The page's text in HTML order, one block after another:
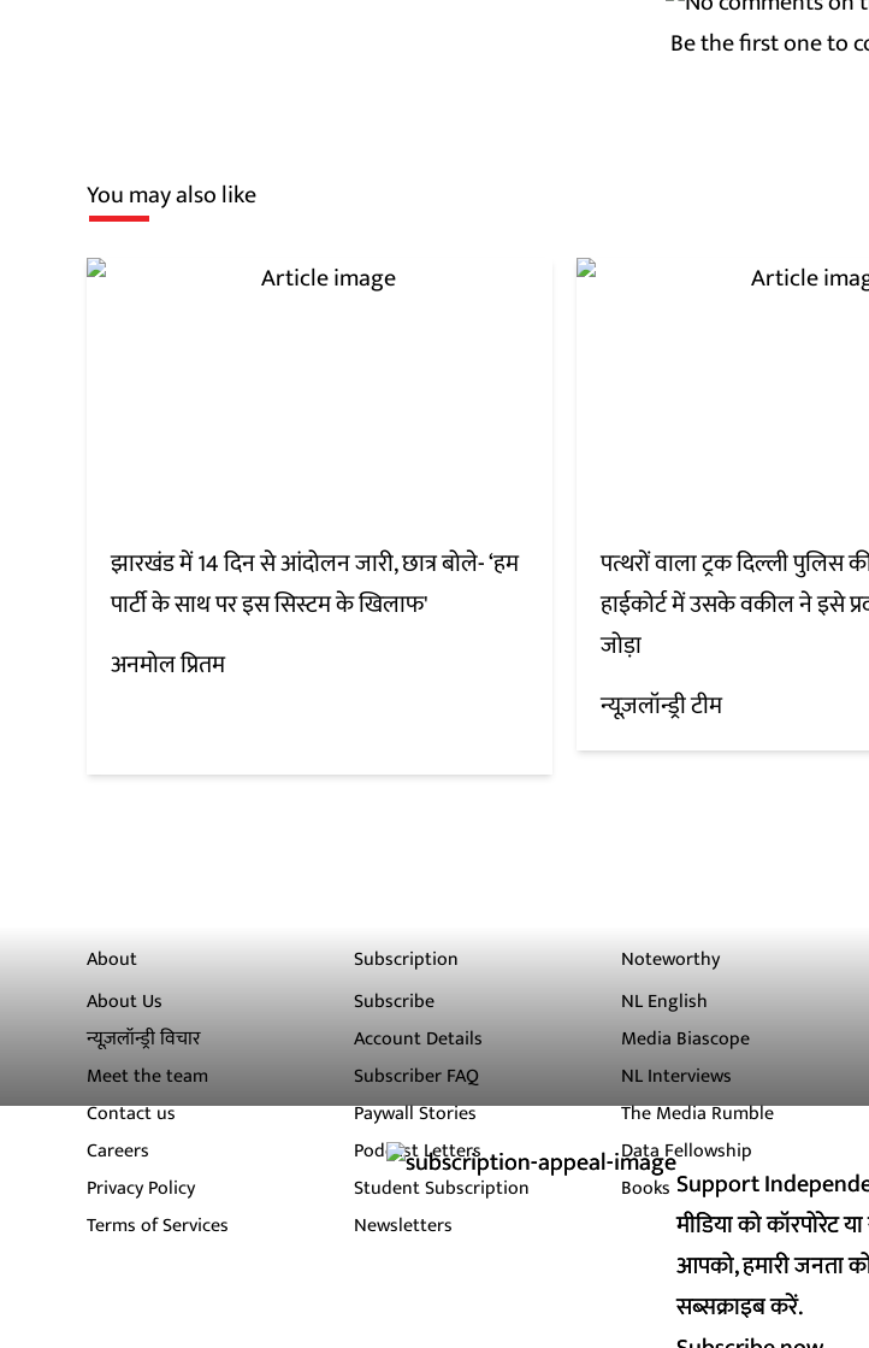
Support
मीडिया को कॉरपोरेट
आपको, हमारी जनता
सब्सक्राइब करें.
Support
मीडिया को कॉरपोरेट
आपको, हमारी जनता
सब्सक्राइब करें.
Be the first one to
You may also like
झारखंड में 14 दिन से आंदोलन जारी, छात्र बोले- ‘हम
पार्टी के साथ पर इस सिस्टम के खिलाफ'
अनमोल प्रितम
पत्थरों वाला ट्रक दिल्ली पुलिस
हाईकोर्ट में उसके वकील ने इसे
जोड़ा
न्यूज़लॉन्ड्री टीम
About
About Us
न्यूज़लॉन्ड्री विचार
Meet the team
Contact us
Careers
Privacy Policy
Terms of Services
Subscription
Subscribe
Account Details
Subscriber FAQ
Paywall Stories
Podcast Letters
Student Subscription
Newsletters
Noteworthy
NL English
Media Biascope
NL Interviews
The Media Rumble
Data Fellowship
Books